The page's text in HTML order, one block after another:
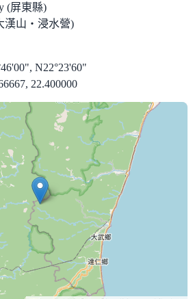
(屏東縣)
漢山‧浸水營)
N22°23'60"
22.400000